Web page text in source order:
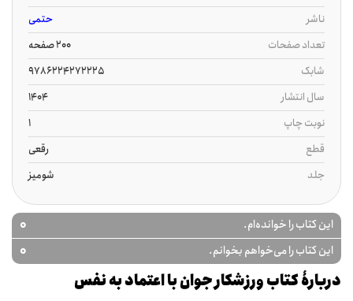
ناشر
حتمی
تعداد صفحات
200 صفحه
شابک
9786224272225
سال انتشار
1404
نوبت چاپ
1
قطع
رقعی
جلد
شومیز
این کتاب را خوانده‌ام. 0
این کتاب را می‌خواهم بخوانم. 0
دربارۀ کتاب ورزشکار جوان با اعتماد به نفس